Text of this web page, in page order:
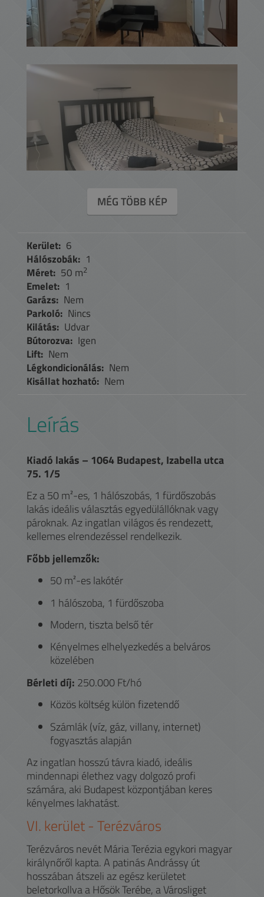
MÉG TÖBB KÉP
Kerület: 6
Hálószobák: 1
Méret: 50 m2
Emelet: 1
Garázs: Nem
Parkoló: Nincs
Kilátás: Udvar
Bútorozva: Igen
Lift: Nem
Légkondicionálás: Nem
Kisállat hozható: Nem
Leírás
Kiadó lakás – 1064 Budapest, Izabella utca
75. 1/5
Ez a 50 m²-es, 1 hálószobás, 1 fürdőszobás
lakás ideális választás egyedülállóknak vagy
pároknak. Az ingatlan világos és rendezett,
kellemes elrendezéssel rendelkezik.
Főbb jellemzők:
50 m²-es lakótér
1 hálószoba, 1 fürdőszoba
Modern, tiszta belső tér
Kényelmes elhelyezkedés a belváros
közelében
Bérleti díj: 250.000 Ft/hó
Közös költség külön fizetendő
Számlák (víz, gáz, villany, internet)
fogyasztás alapján
Az ingatlan hosszú távra kiadó, ideális
mindennapi élethez vagy dolgozó profi
számára, aki Budapest központjában keres
kényelmes lakhatást.
VI. kerület -Terézváros
Terézváros nevét Mária Terézia egykori magyar
királynőről kapta. A patinás Andrássy út
hosszában átszeli az egész kerületet
beletorkollva a Hősök Terébe, a Városliget